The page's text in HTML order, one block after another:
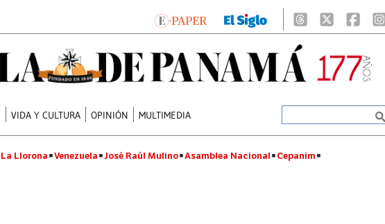
VIDA Y CULTURA OPINIÓN MULTIMEDIA
La Llorona Venezuela José Raúl Mulino Asamblea Nacional Cepanim